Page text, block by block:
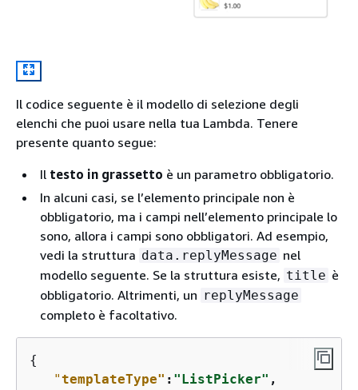
Il codice seguente è il modello di selezione degli
elenchi che puoi usare nella tua Lambda. Tenere
presente quanto segue:
Il testo in grassetto è un parametro obbligatorio.
In alcuni casi, se l’elemento principale non è
obbligatorio, ma i campi nell’elemento principale lo
sono, allora i campi sono obbligatori. Ad esempio,
vedi la struttura data.replyMessage nel
modello seguente. Se la struttura esiste, title è
obbligatorio. Altrimenti, un replyMessage
completo è facoltativo.
{
"templateType" : "ListPicker" ,